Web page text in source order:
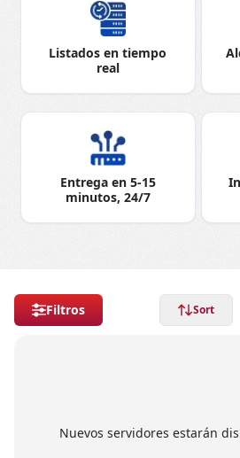
Listados en tiempo
real
Entrega en 5-15
minutos, 24/7
Filtros Sort
Nuevos servidores estarán